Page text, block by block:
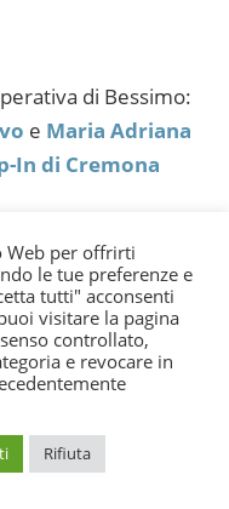
di Bessimo:
e Maria Adriana
In di Cremona
(“Droga, 70
4 morti/anno ma il
all’incontro
dati e
delDrop in
nell’ambito delle
Web per offrirti
le tue preferenze e
tutti" acconsenti
visitare la pagina
controllato,
e revocare in
Rifiuta